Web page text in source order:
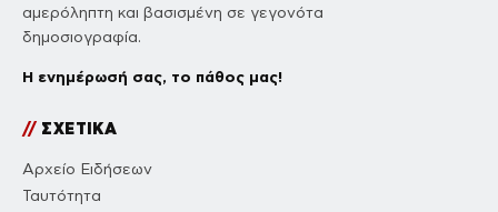
αμερόληπτη και βασισμένη σε γεγονότα
δημοσιογραφία.
Η ενημέρωσή σας, το πάθος μας!
//ΣΧΕΤΙΚΑ
Αρχείο Ειδήσεων
Ταυτότητα